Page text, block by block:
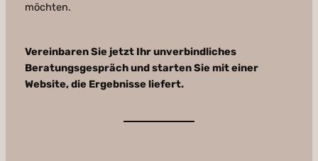
möchten.
Vereinbaren Sie jetzt Ihr unverbindliches
Beratungsgespräch und starten Sie mit einer
Website, die Ergebnisse liefert.